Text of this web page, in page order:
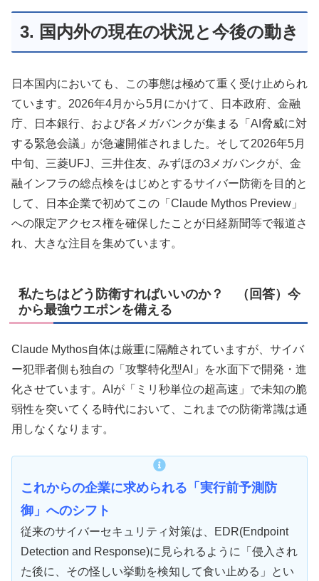
3. 国内外の現在の状況と今後の動き
日本国内においても、この事態は極めて重く受け止められ
ています。2026年4月から5月にかけて、日本政府、金融
庁、日本銀行、および各メガバンクが集まる「AI脅威に対
する緊急会議」が急遽開催されました。そして2026年5月
中旬、三菱UFJ、三井住友、みずほの3メガバンクが、金
融インフラの総点検をはじめとするサイバー防衛を目的と
して、日本企業で初めてこの「Claude Mythos Preview」
への限定アクセス権を確保したことが日経新聞等で報道さ
れ、大きな注目を集めています。
私たちはどう防衛すればいいのか？ （回答）今
から最強ウエポンを備える
Claude Mythos自体は厳重に隔離されていますが、サイバ
ー犯罪者側も独自の「攻撃特化型AI」を水面下で開発・進
化させています。AIが「ミリ秒単位の超高速」で未知の脆
弱性を突いてくる時代において、これまでの防衛常識は通
用しなくなります。
これからの企業に求められる「実行前予測防
御」へのシフト
従来のサイバーセキュリティ対策は、EDR(Endpoint
Detection and Response)に見られるように「侵入され
た後に、その怪しい挙動を検知して食い止める」とい